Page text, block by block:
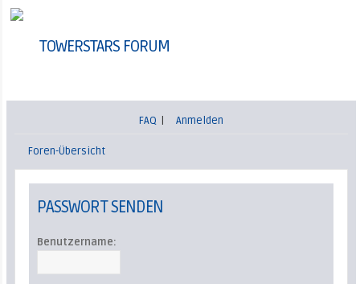
TOWERSTARS FORUM
FAQ Anmelden
Foren-Übersicht
PASSWORT SENDEN
Benutzername: